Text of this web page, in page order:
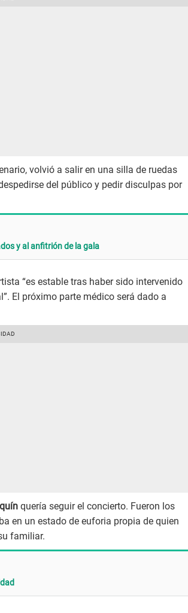
volvió a salir en una silla de ruedas
del público y pedir disculpas por
y al anfitrión de la gala
“es estable tras haber sido intervenido
El próximo parte médico será dado a
quería seguir el concierto. Fueron los
en un estado de euforia propia de quien
familiar.